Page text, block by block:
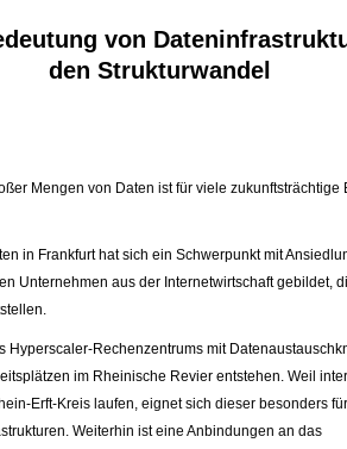
von
den Strukturwandel
Mengen von Daten ist für viele zukunftsträchtige
in Frankfurt hat sich ein Schwerpunkt mit
Unternehmen aus der Internetwirtschaft gebildet,
Hyperscaler-Rechenzentrums mit
im Rheinische Revier entstehen. Weil
Erft-Kreis laufen, eignet sich dieser besonders
Weiterhin ist eine Anbindungen an das